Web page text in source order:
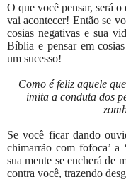
O que você pensar, será
vai acontecer! Então se
cosias negativas e sua
Bíblia e pensar em
um sucesso!
Como é feliz aquele
imita a conduta dos
Se você ficar dando
chimarrão com fofoca’ a
sua mente se encherá de
contra você, trazendo